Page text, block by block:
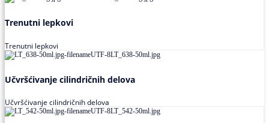
Trenutni lepkovi
Trenutni lepkovi
Učvršćivanje cilindričnih delova
Učvršćivanje cilindričnih delova